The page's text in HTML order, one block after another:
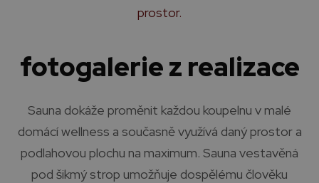
prostor.
fotogalerie z realizace
Sauna dokáže proměnit každou koupelnu v malé
domácí wellness a současně využívá daný prostor a
podlahovou plochu na maximum. Sauna vestavěná
pod šikmý strop umožňuje dospělému člověku